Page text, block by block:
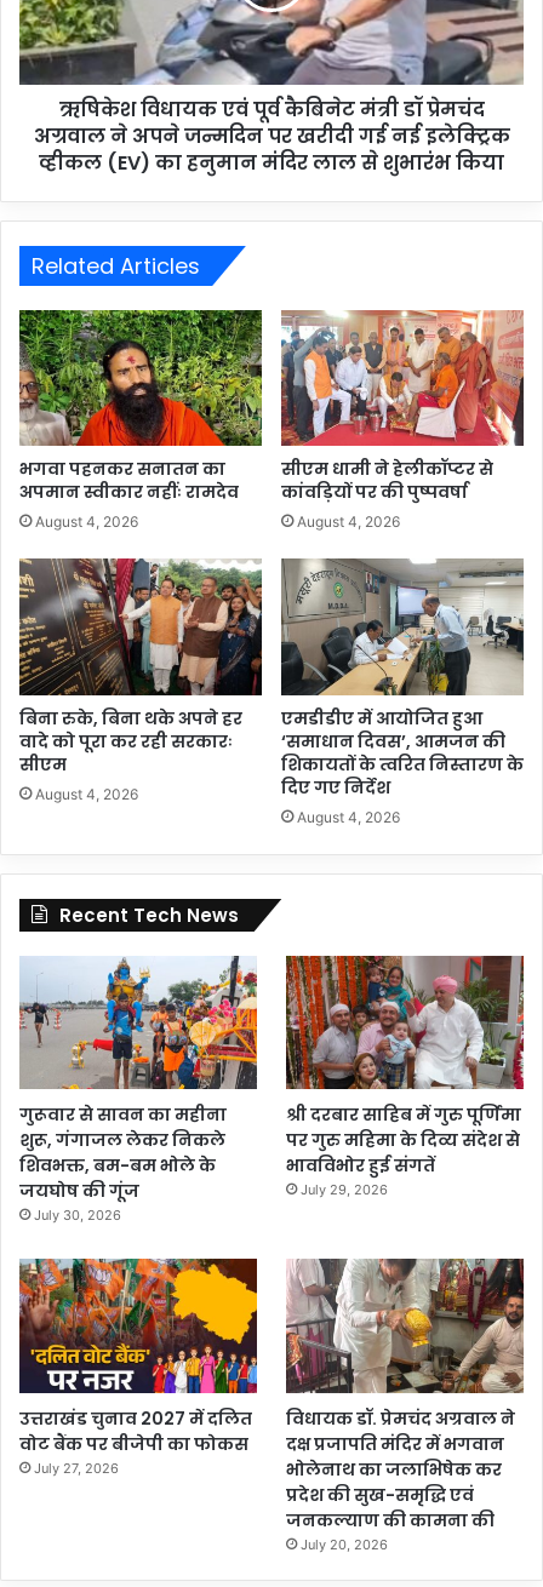
ऋषिकेश विधायक एवं पूर्व कैबिनेट मंत्री डॉ प्रेमचंद
अग्रवाल ने अपने जन्मदिन पर खरीदी गई नई इलेक्ट्रिक
व्हीकल (EV) का हनुमान मंदिर लाल से शुभारंभ किया
Related Articles
भगवा पहनकर सनातन का
अपमान स्वीकार नहींः रामदेव
August 4, 2026
सीएम धामी ने हेलीकॉप्टर से
कांवड़ियों पर की पुष्पवर्षा
August 4, 2026
बिना रुके, बिना थके अपने हर
वादे को पूरा कर रही सरकारः
सीएम
August 4, 2026
एमडीडीए में आयोजित हुआ
‘समाधान दिवस’, आमजन की
शिकायतों के त्वरित निस्तारण के
दिए गए निर्देश
August 4, 2026
Recent Tech News
गुरूवार से सावन का महीना
शुरू, गंगाजल लेकर निकले
शिवभक्त, बम-बम भोले के
जयघोष की गूंज
July 30, 2026
श्री दरबार साहिब में गुरु पूर्णिमा
पर गुरु महिमा के दिव्य संदेश से
भावविभोर हुई संगतें
July 29, 2026
उत्तराखंड चुनाव 2027 में दलित
वोट बैंक पर बीजेपी का फोकस
July 27, 2026
विधायक डॉ. प्रेमचंद अग्रवाल ने
दक्ष प्रजापति मंदिर में भगवान
भोलेनाथ का जलाभिषेक कर
प्रदेश की सुख-समृद्धि एवं
जनकल्याण की कामना की
July 20, 2026